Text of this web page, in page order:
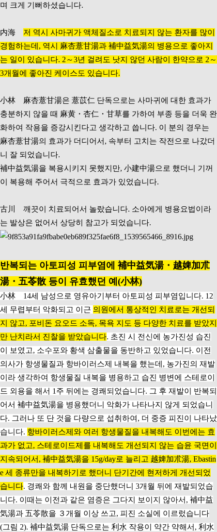
며 크게 기뻐하셨습니다.
内海 저 역시 사마귀가 액체질소로 치료되지 않는 환자를 많이
경험하는데, 역시 麻杏薏甘湯과 補中益気湯의 병용으로 좋아지
는 일이 있습니다. 2～3년 걸려도 낫지 않던 사람이 한약으로 2～
3개월에 좋아진 케이스도 있습니다.
小林 麻杏薏甘湯은 薏苡仁 단독으로는 사마귀에 대한 효과가
충분하지 않을 때 麻黄・杏仁・甘草를 가하여 부종 등을 더욱 완
화하여 작용을 증강시킨다고 생각하고 씁니다. 이 분의 경우는
麻杏薏甘湯의 효과가 더디어서, 속부터 고치는 작전으로 나갔더
니 잘 되었습니다.
補中益気湯을 복용시키지 못했지만, 小建中湯으로 했더니 기꺼
이 복용해 주어서 극적으로 효과가 있었습니다.
古川 깨끗이 치료되어서 놀랐습니다. 소아에게 병용요법이라
는 발상은 없어서 상당히 참고가 되었습니다.
반복되는 아토피성 피부염에 補中益気湯・越婢加朮
湯・五苓散 등이 유효했던 예(小林)
小林 14세 남성으로 영유아기부터 아토피성 피부염입니다. 12
세 무렵부터 악화되고 이근 의원에서 통상적인 치료로는 개선되
지 않고, 포비돈 요오드 소독, 목욕 지도 등 다양한 치료를 받았지
만 난치라서 진찰을 받았습니다. 초진 시 전신에 농가진성 습진
이 보였고, 소수포와 황색 삼출물을 동반하고 있었습니다. 이전
의사가 항생물질과 항바이러스제 내복을 했는데, 농가진의 재발
이라 생각하여 항생물질 내복을 병용하고 습진 병변에 스테로이
드 외용을 해서 1주 뒤에는 경쾌되었습니다. 그 후 재발이 반복되
어서 補中益気湯을 병용했더니 악화가 나타나지 않게 되었습니
다. 그러나 또 단 것을 다량으로 섭취하여, 더 중증 피진이 나타났
습니다. 항바이러스제와 여러 항생물질을 내복해도 이번에는 효
과가 없고, 스테로이드제를 내복해도 개선되지 않는 습윤 국면이
지속되어서, 補中益気湯을 15g/day로 늘리고 越婢加朮湯, Ebastin
e 세 종류만을 내복하기로 했더니 단기간에 현저하게 개선되었
습니다. 경쾌와 함께 내원을 중단했더니 3개월 뒤에 재발되었습
니다. 이때는 이전과 같은 염증은 그다지 보이지 않아서, 補中益
気湯과 五苓散을 ３개월 이상 쓰고, 피진 소실에 이르렀습니다
(그림 2). 補中益気湯 단독으로는 利水 작용이 약간 약해서, 利水